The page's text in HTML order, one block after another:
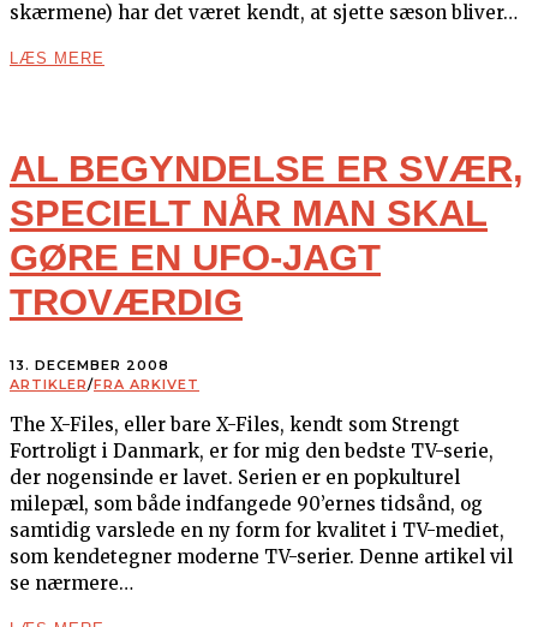
skærmene) har det været kendt, at sjette sæson bliver…
LÆS MERE
AL BEGYNDELSE ER SVÆR,
SPECIELT NÅR MAN SKAL
GØRE EN UFO-JAGT
TROVÆRDIG
13. DECEMBER 2008
ARTIKLER/FRA ARKIVET
The X-Files, eller bare X-Files, kendt som Strengt
Fortroligt i Danmark, er for mig den bedste TV-serie,
der nogensinde er lavet. Serien er en popkulturel
milepæl, som både indfangede 90’ernes tidsånd, og
samtidig varslede en ny form for kvalitet i TV-mediet,
som kendetegner moderne TV-serier. Denne artikel vil
se nærmere…